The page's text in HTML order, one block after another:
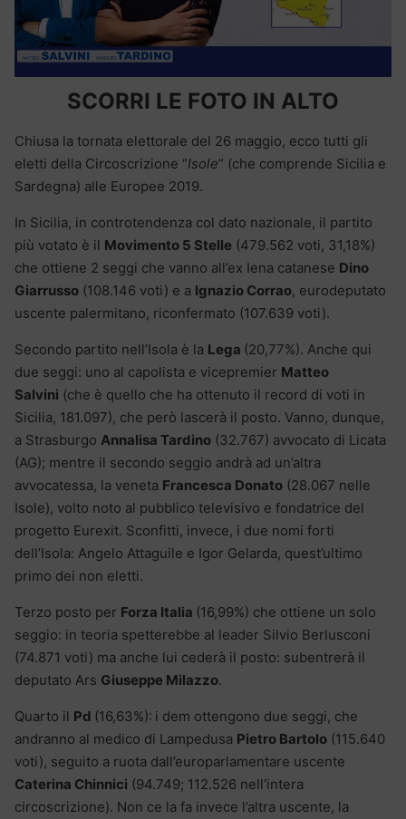
SCORRI LE FOTO IN ALTO
Chiusa la tornata elettorale del 26 maggio, ecco tutti gli
eletti della Circoscrizione “Isole” (che comprende Sicilia e
Sardegna) alle Europee 2019.
In Sicilia, in controtendenza col dato nazionale, il partito
più votato è il Movimento 5 Stelle (479.562 voti, 31,18%)
che ottiene 2 seggi che vanno all’ex Iena catanese Dino
Giarrusso (108.146 voti) e a Ignazio Corrao, eurodeputato
uscente palermitano, riconfermato (107.639 voti).
Secondo partito nell’Isola è la Lega (20,77%). Anche qui
due seggi: uno al capolista e vicepremier Matteo
Salvini (che è quello che ha ottenuto il record di voti in
Sicilia, 181.097), che però lascerà il posto. Vanno, dunque,
a Strasburgo Annalisa Tardino (32.767) avvocato di Licata
(AG); mentre il secondo seggio andrà ad un’altra
avvocatessa, la veneta Francesca Donato (28.067 nelle
Isole), volto noto al pubblico televisivo e fondatrice del
progetto Eurexit. Sconfitti, invece, i due nomi forti
dell’Isola: Angelo Attaguile e Igor Gelarda, quest’ultimo
primo dei non eletti.
Terzo posto per Forza Italia (16,99%) che ottiene un solo
seggio: in teoria spetterebbe al leader Silvio Berlusconi
(74.871 voti) ma anche lui cederà il posto: subentrerà il
deputato Ars Giuseppe Milazzo.
Quarto il Pd (16,63%): i dem ottengono due seggi, che
andranno al medico di Lampedusa Pietro Bartolo (115.640
voti), seguito a ruota dall’europarlamentare uscente
Caterina Chinnici (94.749; 112.526 nell’intera
circoscrizione). Non ce la fa invece l’altra uscente, la